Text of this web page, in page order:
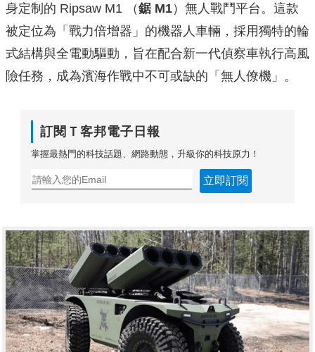
身定制的 Ripsaw M1 （鋸 M1）無人戰鬥平台。這款
被定位為「戰力倍增器」的機器人車輛，採用獨特的輪
式結構與全電動驅動，旨在配合新一代偵察車執行高風
險任務，成為濱海作戰中不可或缺的「無人僚機」。
訂閱Ｔ客邦電子日報
掌握最熱門的科技話題、網路動態，升級你的科技原力！
立即訂閱